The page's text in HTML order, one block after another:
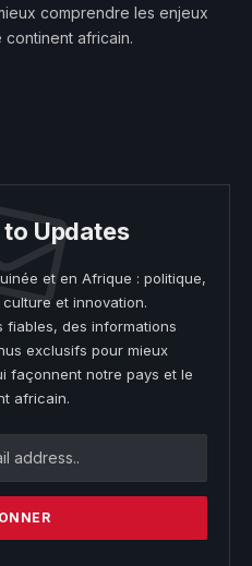
comprendre les enjeux
africain.
Updates
et en Afrique : politique,
et innovation.
fiables, des informations
exclusifs pour mieux
façonnent notre pays et le
africain.